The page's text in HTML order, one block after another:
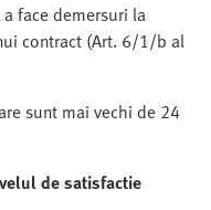
face demersuri la
contract (Art. 6/1/b al
sunt mai vechi de 24
de satisfactie